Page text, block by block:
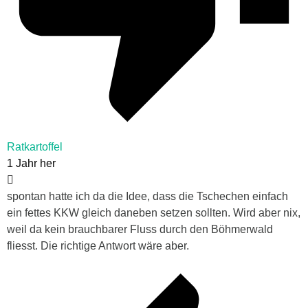
Ratkartoffel
1 Jahr her
spontan hatte ich da die Idee, dass die Tschechen einfach
ein fettes KKW gleich daneben setzen sollten. Wird aber nix,
weil da kein brauchbarer Fluss durch den Böhmerwald
fliesst. Die richtige Antwort wäre aber.